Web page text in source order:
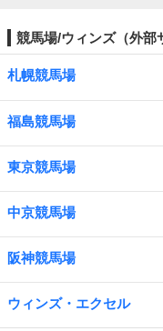
競馬場/ウィンズ（外部
札幌競馬場
福島競馬場
東京競馬場
中京競馬場
阪神競馬場
ウィンズ・エクセル